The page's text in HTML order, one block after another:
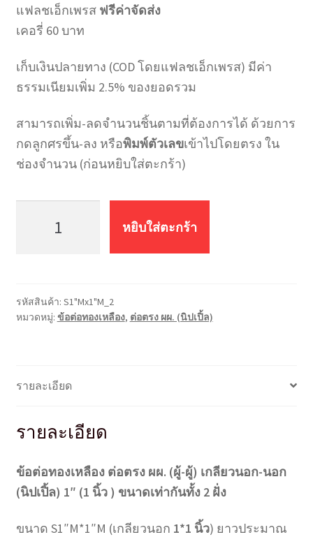
แฟลชเอ็กเพรส ฟรีค่าจัดส่ง
เคอรี่ 60 บาท
เก็บเงินปลายทาง (COD โดยแฟลชเอ็กเพรส) มีค่า
ธรรมเนียมเพิ่ม 2.5% ของยอดรวม
สามารถเพิ่ม-ลดจำนวนชิ้นตามที่ต้องการได้ ด้วยการ
กดลูกศรขึ้น-ลง หรือพิมพ์ตัวเลขเข้าไปโดยตรง ใน
ช่องจำนวน (ก่อนหยิบใส่ตะกร้า)
(ต่อ
ตรง
นิ้ว)
ชิ้น
หยิบใส่ตะกร้า
รหัสสินค้า: S1"Mx1"M_2
หมวดหมู่: ข้อต่อทองเหลือง, ต่อตรง ผผ. (นิปเปิ้ล)
รายละเอียด
รายละเอียด
ข้อต่อทองเหลือง ต่อตรง ผผ. (ผู้-ผู้) เกลียวนอก-นอก
(นิปเปิ้ล) 1″ (1 นิ้ว ) ขนาดเท่ากันทั้ง 2 ฝั่ง
ขนาด S1″M*1″M (เกลียวนอก 1*1 นิ้ว) ยาวประมาณ